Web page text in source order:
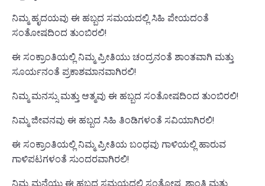
ನಿಮ್ಮ ಹೃದಯವು ಈ ಹಬ್ಬದ ಸಮಯದಲ್ಲಿ ಸಿಹಿ ಪೇಯದಂತೆ
ಸಂತೋಷದಿಂದ ತುಂಬಿರಲಿ!
ಈ ಸಂಕ್ರಾಂತಿಯಲ್ಲಿ ನಿಮ್ಮ ಪ್ರೀತಿಯು ಚಂದ್ರನಂತೆ ಶಾಂತವಾಗಿ ಮತ್ತು
ಸೂರ್ಯನಂತೆ ಪ್ರಕಾಶಮಾನವಾಗಿರಲಿ!
ನಿಮ್ಮ ಮನಸ್ಸು ಮತ್ತು ಆತ್ಮವು ಈ ಹಬ್ಬದ ಸಂತೋಷದಿಂದ ತುಂಬಿರಲಿ!
ನಿಮ್ಮ ಜೀವನವು ಈ ಹಬ್ಬದ ಸಿಹಿ ತಿಂಡಿಗಳಂತೆ ಸವಿಯಾಗಿರಲಿ!
ಈ ಸಂಕ್ರಾಂತಿಯಲ್ಲಿ ನಿಮ್ಮ ಪ್ರೀತಿಯ ಬಂಧವು ಗಾಳಿಯಲ್ಲಿ ಹಾರುವ
ಗಾಳಿಪಟಗಳಂತೆ ಸುಂದರವಾಗಿರಲಿ!
ನಿಮ್ಮ ಮನೆಯು ಈ ಹಬ್ಬದ ಸಮಯದಲ್ಲಿ ಸಂತೋಷ, ಶಾಂತಿ ಮತ್ತು